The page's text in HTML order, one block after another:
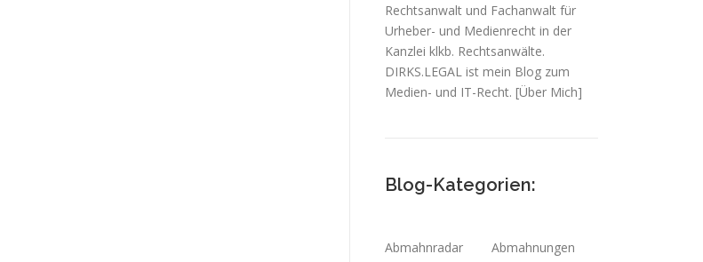
Rechtsanwalt und Fachanwalt für
Urheber- und Medienrecht in der
Kanzlei klkb. Rechtsanwälte.
DIRKS.LEGAL ist mein Blog zum
Medien- und IT-Recht. [Über Mich]
Blog-Kategorien:
Abmahnradar
Abmahnungen